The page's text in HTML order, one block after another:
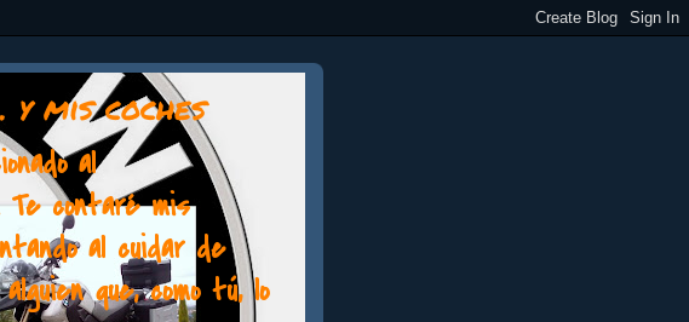
mis coches
al
Te contaré mis
al cuidar de
que, como tú, lo